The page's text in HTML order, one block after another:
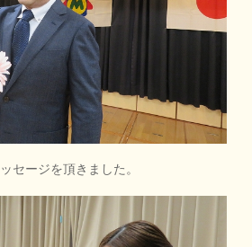
セージを頂きました。